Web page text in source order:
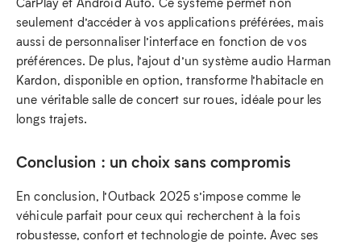
seulement d’accéder à vos applications préférées, mais
aussi de personnaliser l’interface en fonction de vos
préférences. De plus, l’ajout d’un système audio Harman
Kardon, disponible en option, transforme l’habitacle en
une véritable salle de concert sur roues, idéale pour les
longs trajets.
Conclusion : un choix sans compromis
En conclusion, l’Outback 2025 s’impose comme le
véhicule parfait pour ceux qui recherchent à la fois
robustesse, confort et technologie de pointe. Avec ses